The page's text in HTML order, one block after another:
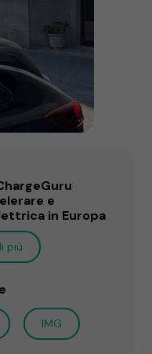
e
in Europa
più
IMG